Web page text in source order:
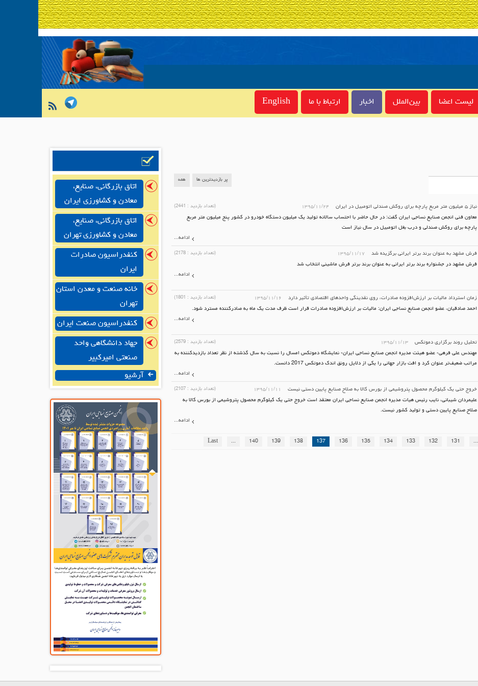
لیست اعضا بین‌الملل اخبار ارتباط با ما English
پر بازدیدترین ها همه
نیاز ۵ میلیون متر مربع پارچه برای روکش صندلی اتومبیل در ایران ۱۳۹۵/۱۱/۲۴ (تعداد بازدید : 2441
)
معاون فنی انجمن صنایع نساجی ایران گفت: در حال حاضر با احتساب سالانه تولید یک میلیون دستگاه خودرو در کشور پنج میلیون متر مربع
پارچه برای روکش صندلی و درب بغل اتومبیل در سال نیاز است
ادامه...
فرش مشهد به عنوان برند برتر ایرانی برگزیده شد ۱۳۹۵/۱۱/۱۷ (تعداد بازدید : 2178
)
​فرش مشهد در جشنواره برند برتر ایرانی به عنوان برند برتر فرش ماشینی انتخاب شد
ادامه...
زمان استرداد مالیات بر ارزش‌افزوده صادرات، روی نقدینگی واحدهای اقتصادی تأثیر دارد ۱۳۹۵/۱۱/۱۶ (تعداد بازدید : 1801
)
احمد صادقیان، عضو انجمن صنابع نساجی ایران: مالیات بر ارزش‌افزوده صادرات قرار است ظرف مدت یک ماه به صادرکننده مسترد شود.
ادامه...
تحلیل روند برگزاری دموتکس ۱۳۹۵/۱۱/۱۳ (تعداد بازدید : 2579
)
مهندس علی فرهی- عضو هیئت مدیره انجمن صنایع نساجی ایران- نمایشگاه دموتکس امسال را نسبت به سال گذشته از نظر تعداد بازدیدکننده به
مراتب ضعیف‌تر عنوان کرد و افت بازار جهانی را یکی از دلایل رونق اندک دموتکس 2017 دانست.
ادامه...
خروج حتی یک کیلوگرم محصول پتروشیمی از بورس کالا به صلاح صنایع پایین دستی نیست ۱۳۹۵/۱۱/۱۱ (تعداد بازدید : 2107
)
علیمردان شیبانی، نایب رئیس هیات مدیره انجمن صنایع نساجی ایران معتقد است خروج حتی یک کیلوگرم محصول پتروشیمی از بورس کالا به
صلاح صنایع پایین دستی و تولید کشور نیست.
ادامه...
...
131
132
133
134
135
136
137
138
139
140
...
Last
اتاق بازرگانی، صنایع،
معادن و کشاورزی ایران
اتاق بازرگانی، صنایع،
معادن و کشاورزی تهران
کنفدراسیون صادرات
ایران
خانه صنعت و معدن استان
تهران
کنفدراسیون صنعت ایران
جهاد دانشگاهی واحد
صنعتی امیرکبیر
آرشیو